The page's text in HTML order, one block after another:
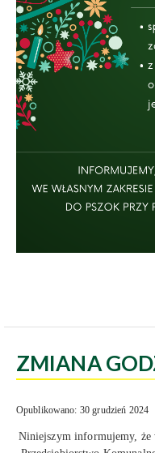
ZMIANA
Opublikowano: 30 grudzień 2024
Niniejszym informujemy, że